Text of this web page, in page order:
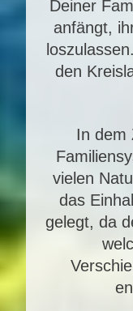
Deiner
anfängt,
den
In dem
vielen
das
gelegt, da